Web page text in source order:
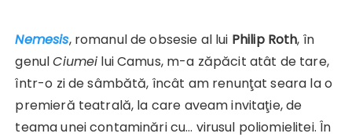
Nemesis, romanul de obsesie al lui Philip Roth, în
genulCiumei lui Camus, m-a zăpăcit atât de tare,
într-o zi de sâmbătă, încât am renunţat seara la o
premieră teatrală, la care aveam invitaţie, de
teama unei contaminări cu… virusul poliomielitei. În